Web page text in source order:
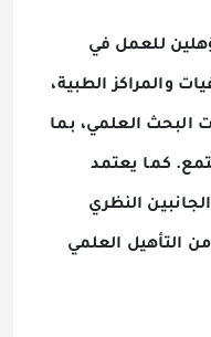
للعمل في
والمراكز الطبية،
البحث العلمي، بما
كما يعتمد
النظري
التأهيل العلمي